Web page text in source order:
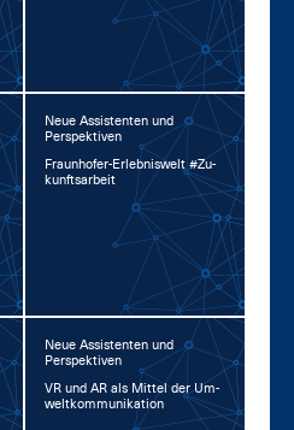
Neue Assistenten und
Perspektiven
Fraun­ho­fer-Er­leb­nis­welt #Zu­
kunfts­ar­beit
Neue Assistenten und
Perspektiven
VR und AR als Mit­tel der Um­
welt­kom­mu­ni­ka­ti­on